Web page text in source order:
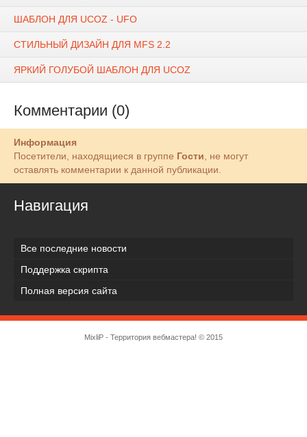
ШАБЛОН ДЛЯ UCOZ - UFO
СТИЛЬНЫЙ ДИЗАЙН ДЛЯ MFS 2.2
ЯРКИЙ ГОЛУБОЙ ШАБЛОН ДЛЯ UCOZ
Комментарии (0)
Информация
Посетители, находящиеся в группе Гости, не могут
оставлять комментарии к данной публикации.
Навигация
Все последние новости
Поддержка скрипта
Полная версия сайта
MixliP - Территория вебмастера! © 2015